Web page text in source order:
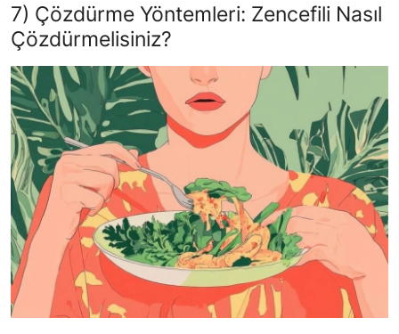
7) Çözdürme Yöntemleri: Zencefili Nasıl
Çözdürmelisiniz?